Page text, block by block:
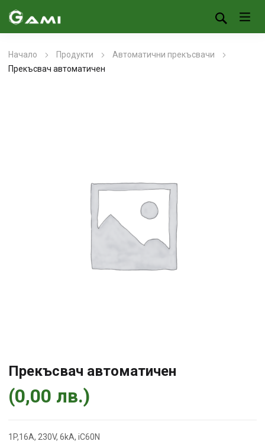
Начало Продукти
Автоматични прекъсвачи
Прекъсвач автоматичен
Прекъсвач автоматичен
(0,00 лв.)
1P,16А, 230V, 6kA, iC60N